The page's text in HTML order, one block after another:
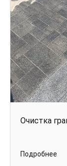
Очистка
Подробнее